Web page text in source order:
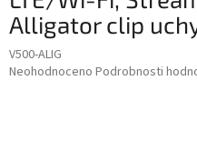
Alligator clip
V500-ALIG
Průměrné
Neohodnoceno Podrobnosti